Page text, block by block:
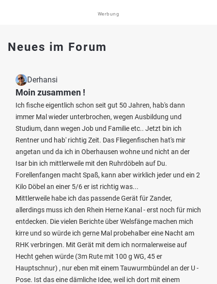
Werbung
Neues im Forum
Derhansi
Moin zusammen !
Ich fische eigentlich schon seit gut 50 Jahren, hab's dann
immer Mal wieder unterbrochen, wegen Ausbildung und
Studium, dann wegen Job und Familie etc.. Jetzt bin ich
Rentner und hab' richtig Zeit. Das Fliegenfischen hat's mir
angetan und da ich in Oberhausen wohne und nicht an der
Isar bin ich mittlerweile mit den Ruhrdöbeln auf Du.
Forellenfangen macht Spaß, kann aber wirklich jeder und ein 2
Kilo Döbel an einer 5/6 er ist richtig was...
Mittlerweile habe ich das passende Gerät für Zander,
allerdings muss ich den Rhein Herne Kanal - erst noch für mich
entdecken. Die vielen Berichte über Welsfänge machen mich
kirre und so würde ich gerne Mal probehalber eine Nacht am
RHK verbringen. Mit Gerät mit dem ich normalerweise auf
Hecht gehen würde (3m Rute mit 100 g WG, 45 er
Hauptschnur) , nur eben mit einem Tauwurmbündel an der U -
Pose. Ist das eine dämliche Idee, weil ich dort mit einem